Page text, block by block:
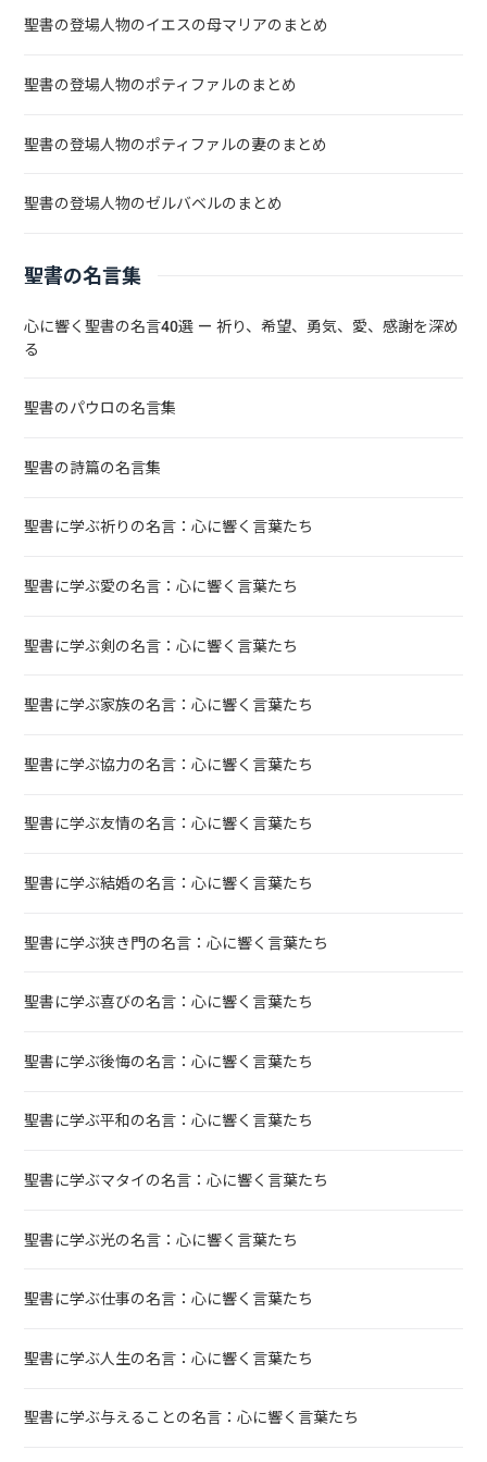
聖書の登場人物のイエスの母マリアのまとめ
聖書の登場人物のポティファルのまとめ
聖書の登場人物のポティファルの妻のまとめ
聖書の登場人物のゼルバベルのまとめ
聖書の名言集
心に響く聖書の名言40選 — 祈り、希望、勇気、愛、感謝を深め
る
聖書のパウロの名言集
聖書の詩篇の名言集
聖書に学ぶ祈りの名言：心に響く言葉たち
聖書に学ぶ愛の名言：心に響く言葉たち
聖書に学ぶ剣の名言：心に響く言葉たち
聖書に学ぶ家族の名言：心に響く言葉たち
聖書に学ぶ協力の名言：心に響く言葉たち
聖書に学ぶ友情の名言：心に響く言葉たち
聖書に学ぶ結婚の名言：心に響く言葉たち
聖書に学ぶ狭き門の名言：心に響く言葉たち
聖書に学ぶ喜びの名言：心に響く言葉たち
聖書に学ぶ後悔の名言：心に響く言葉たち
聖書に学ぶ平和の名言：心に響く言葉たち
聖書に学ぶマタイの名言：心に響く言葉たち
聖書に学ぶ光の名言：心に響く言葉たち
聖書に学ぶ仕事の名言：心に響く言葉たち
聖書に学ぶ人生の名言：心に響く言葉たち
聖書に学ぶ与えることの名言：心に響く言葉たち